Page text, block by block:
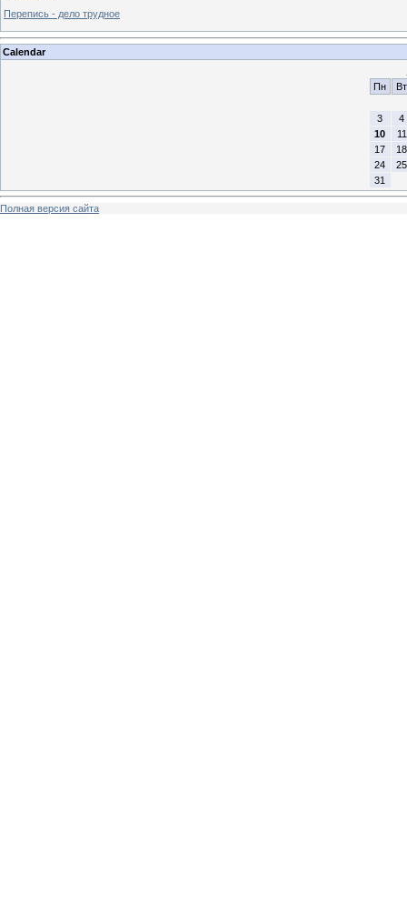
Перепись - дело трудное
Calendar
Пн
Вт
3
4
10
11
17
18
24
25
31
Полная версия сайта